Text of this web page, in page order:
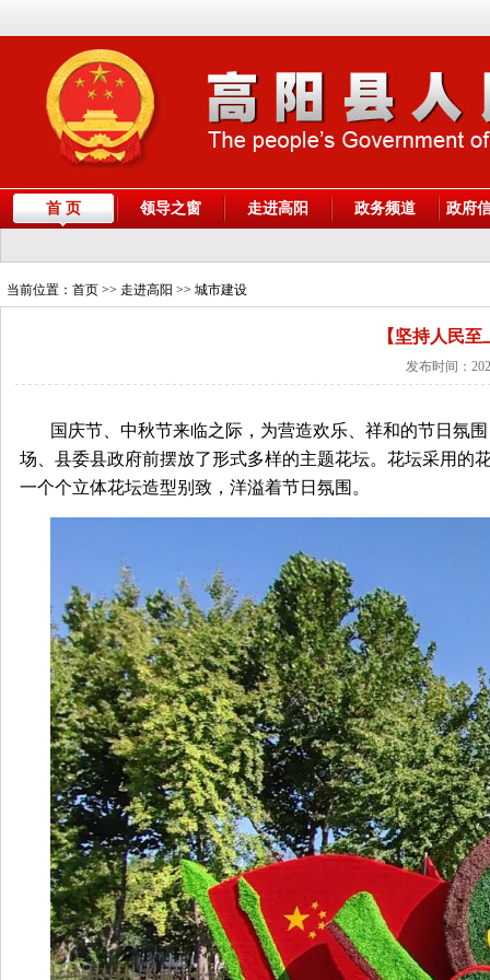
首 页 领导之窗 走进高阳 政务频道 政府
当前位置： 首页 >> 走进高阳 >> 城市建设
【坚持人民
发布时间：
国庆节、中秋节来临之际，为营造欢乐、祥和的节日氛
场、县委县政府前摆放了形式多样的主题花坛。花坛采用的
一个个立体花坛造型别致，洋溢着节日氛围。